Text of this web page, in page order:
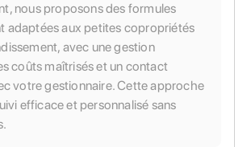
nous proposons des formules
adaptées aux petites copropriétés
avec une gestion
coûts maîtrisés et un contact
votre gestionnaire. Cette approche
efficace et personnalisé sans